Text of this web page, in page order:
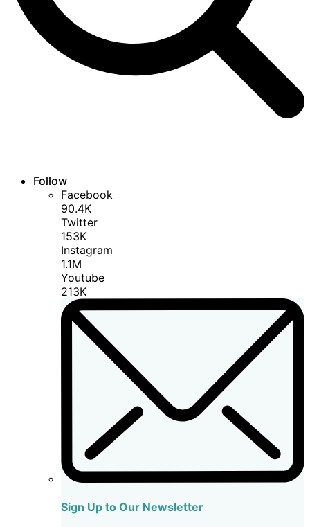
Follow
Facebook
90.4K
Twitter
153K
Instagram
1.1M
Youtube
213K
Sign Up to Our Newsletter